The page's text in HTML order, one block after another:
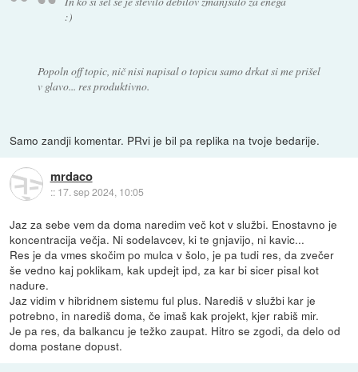
:)
Popoln off topic, nič nisi napisal o topicu samo drkat si me prišel
v glavo... res produktivno.
Samo zandji komentar. PRvi je bil pa replika na tvoje bedarije.
mrdaco
:: 17. sep 2024, 10:05
Jaz za sebe vem da doma naredim več kot v službi. Enostavno je
koncentracija večja. Ni sodelavcev, ki te gnjavijo, ni kavic...
Res je da vmes skočim po mulca v šolo, je pa tudi res, da zvečer
še vedno kaj poklikam, kak updejt ipd, za kar bi sicer pisal kot
nadure.
Jaz vidim v hibridnem sistemu ful plus. Narediš v službi kar je
potrebno, in narediš doma, če imaš kak projekt, kjer rabiš mir.
Je pa res, da balkancu je težko zaupat. Hitro se zgodi, da delo od
doma postane dopust.